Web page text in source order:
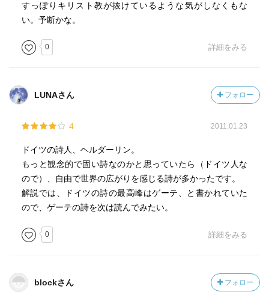
すっぽりキリスト教が抜けているような気がしなくもな
い。予断かな。
0 詳細をみる
LUNAさん フォロー
4 2011.01.23
ドイツの詩人、ヘルダーリン。
もっと観念的で固い詩なのかと思っていたら（ドイツ人な
ので）、自由で世界の広がりを感じる詩が多かったです。
解説では、ドイツの詩の最高峰はゲーテ、と書かれていた
ので、ゲーテの詩を次は読んでみたい。
0 詳細をみる
blockさん フォロー